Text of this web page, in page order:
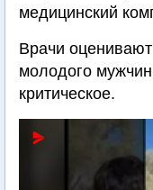
медицинский
Врачи
молодого
критическое.